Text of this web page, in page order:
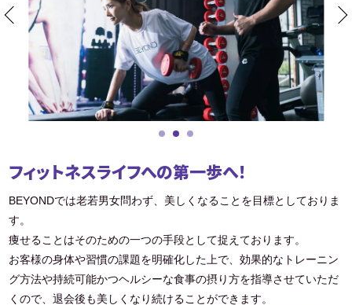
フィットネスライフへの第一歩へ！
BEYONDでは老若男女問わず、美しくなることを目標としておりま
す。
痩せることはそのための一つの手段として捉えております。
お客様の身体や習慣の課題を明確化した上で、効果的なトレーニン
グ方法や持続可能かつヘルシーな食事の摂り方を指導させていただ
くので、退会後も美しくなり続けることができます。